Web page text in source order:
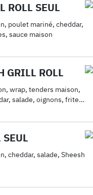
ROLL SEUL
poulet mariné, cheddar,
sauce maison
GRILL ROLL
wrap, tenders maison,
salade, oignons, frites,
SEUL
cheddar, salade, Sheesh